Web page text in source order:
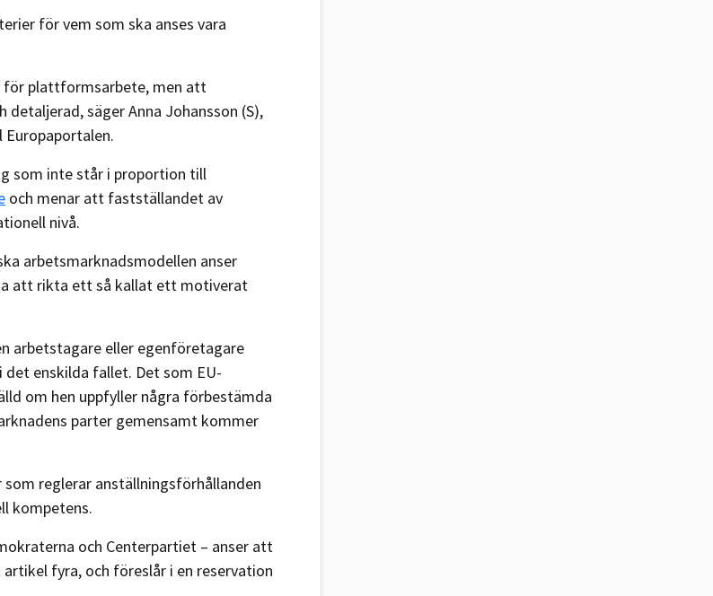
för vem som ska anses vara
plattformsarbete, men att
säger Anna Johansson (S),
som inte står i proportion till
och menar att fastställandet av
nivå.
arbetsmarknadsmodellen anser
att rikta ett så kallat ett motiverat
arbetstagare eller egenföretagare
enskilda fallet. Det som EU-
om hen uppfyller några förbestämda
parter gemensamt kommer
reglerar anställningsförhållanden
kompetens.
och Centerpartiet – anser att
fyra, och föreslår i en reservation